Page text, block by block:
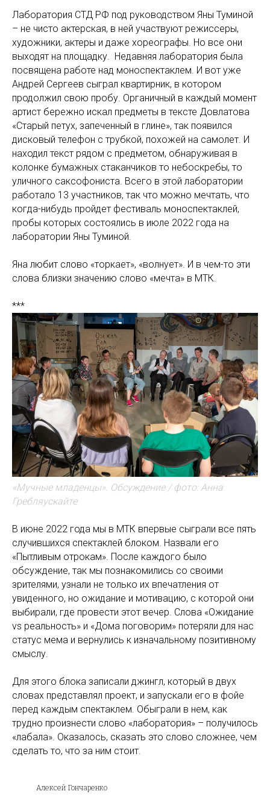
Лаборатория СТД РФ под руководством Яны Туминой
– не чисто актерская, в ней участвуют режиссеры,
художники, актеры и даже хореографы. Но все они
выходят на площадку. Недавняя лаборатория была
посвящена работе над моноспектаклем. И вот уже
Андрей Сергеев сыграл квартирник, в котором
продолжил свою пробу. Органичный в каждый момент
артист бережно искал предметы в тексте Довлатова
«Старый петух, запеченный в глине», так появился
дисковый телефон с трубкой, похожей на самолет. И
находил текст рядом с предметом, обнаруживая в
колонке бумажных стаканчиков то небоскребы, то
уличного саксофониста. Всего в этой лаборатории
работало 13 участников, так что можно мечтать, что
когда-нибудь пройдет фестиваль моноспектаклей,
пробы которых состоялись в июле 2022 года на
лаборатории Яны Туминой.
Яна любит слово «торкает», «волнует». И в чем-то эти
слова близки значению слово «мечта» в МТК.
***
«Мучные младенцы». Обсуждение / фото: Анна
Гребляускайте
В июне 2022 года мы в МТК впервые сыграли все пять
случившихся спектаклей блоком. Назвали его
«Пытливым отрокам». После каждого было
обсуждение, так мы познакомились со своими
зрителями, узнали не только их впечатления от
увиденного, но ожидание и мотивацию, с которой они
выбирали, где провести этот вечер. Слова «Ожидание
vs реальность» и «Дома поговорим» потеряли для нас
статус мема и вернулись к изначальному позитивному
смыслу.
Для этого блока записали джингл, который в двух
словах представлял проект, и запускали его в фойе
перед каждым спектаклем. Обыграли в нем, как
трудно произнести слово «лаборатория» – получилось
«лабала». Оказалось, сказать это слово сложнее, чем
сделать то, что за ним стоит.
Алексей Гончаренко